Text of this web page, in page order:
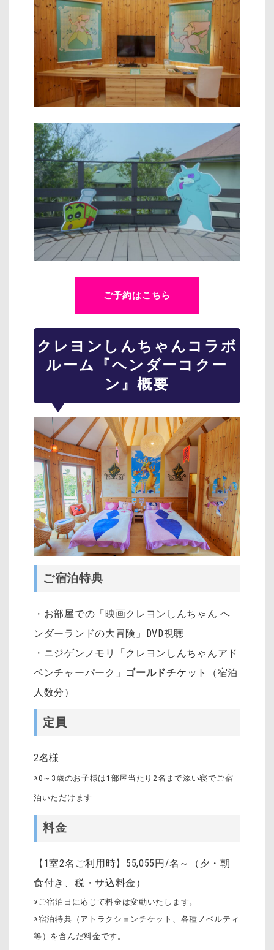
ご予約はこちら
クレヨンしんちゃんコラボ
ルーム『ヘンダーコクー
ン』概要
ご宿泊特典
・お部屋での「映画クレヨンしんちゃん ヘ
ンダーランドの大冒険」DVD視聴
・ニジゲンノモリ「クレヨンしんちゃんアド
ベンチャーパーク」 ゴールドチケット（宿泊
人数分）
定員
2名様
※0～3歳のお子様は1部屋当たり2名まで添い寝でご宿
泊いただけます
料金
【1室2名ご利用時】55,055円/名～（夕・朝
食付き、税・サ込料金）
※ご宿泊日に応じて料金は変動いたします。
※宿泊特典（アトラクションチケット、各種ノベルティ
等）を含んだ料金です。